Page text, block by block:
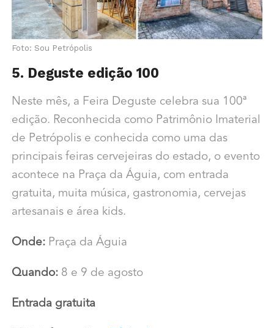
Foto: Sou Petrópolis
5. Deguste edição 100
Neste mês, a Feira Deguste celebra sua 100ª
edição. Reconhecida como Patrimônio Imaterial
de Petrópolis e conhecida como uma das
principais feiras cervejeiras do estado, o evento
acontece na Praça da Águia, com entrada
gratuita, muita música, gastronomia, cervejas
artesanais e área kids.
Onde:Praça da Águia
Quando:8 e 9 de agosto
Entrada gratuita